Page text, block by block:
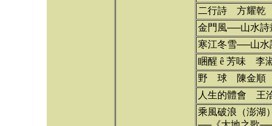
二行詩 方耀乾
金門風──山水
寒江冬雪──山
睏醒 ê 芳味 李
野 球 陳金順
人生的體會 王
乘風破浪（澎湖